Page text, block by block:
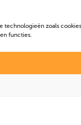
zoals
functies.